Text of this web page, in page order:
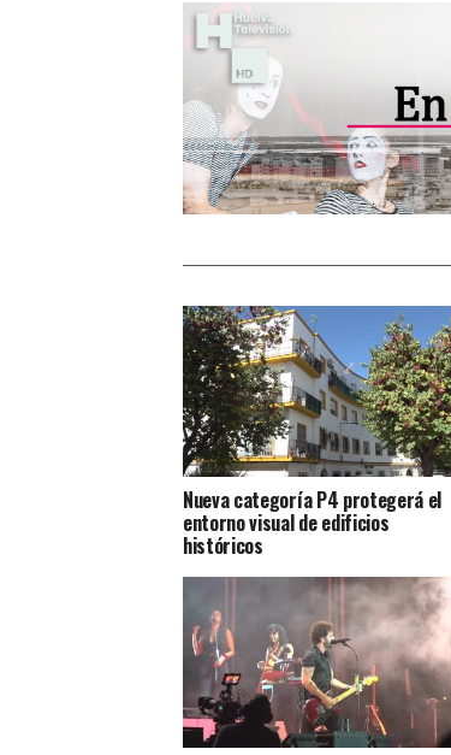
Nueva categoría P4 protegerá el
entorno visual de edificios
históricos